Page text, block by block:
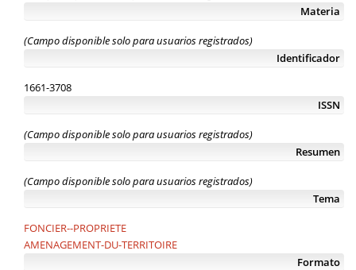
Materia
(Campo disponible solo para usuarios registrados)
Identificador
1661-3708
ISSN
(Campo disponible solo para usuarios registrados)
Resumen
(Campo disponible solo para usuarios registrados)
Tema
FONCIER--PROPRIETE
AMENAGEMENT-DU-TERRITOIRE
Formato